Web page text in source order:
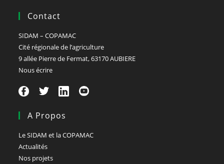
Contact
SIDAM – COPAMAC
Cité régionale de l’agriculture
9 allée Pierre de Fermat, 63170 AUBIERE
Nous écrire
A Propos
Le SIDAM et la COPAMAC
Actualités
Nos projets